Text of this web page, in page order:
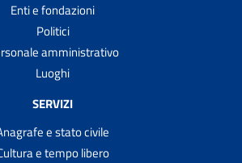
Enti e fondazioni
Politici
amministrativo
Luoghi
SERVIZI
e stato civile
e tempo libero